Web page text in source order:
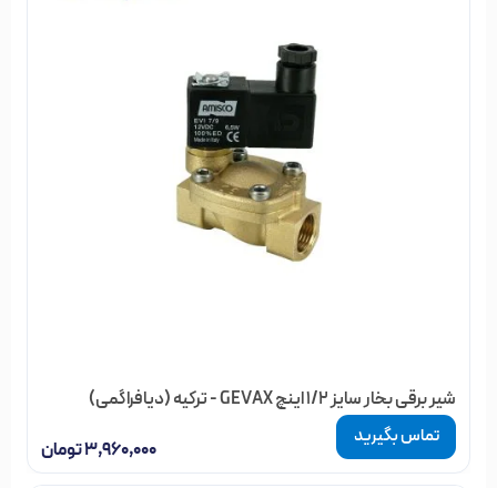
شیر برقی بخار سایز 1/2 اینچ GEVAX - ترکیه (دیافراگمی)
۳,۹۶۰,۰۰۰تومان تماس بگیرید